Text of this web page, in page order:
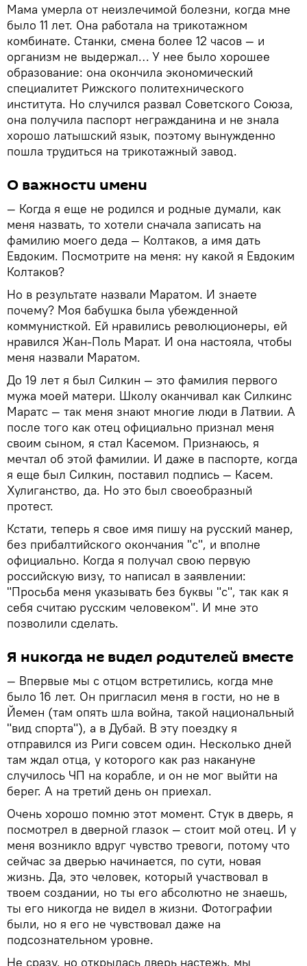
Мама умерла от неизлечимой болезни, когда мне
было 11 лет. Она работала на трикотажном
комбинате. Станки, смена более 12 часов — и
организм не выдержал… У нее было хорошее
образование: она окончила экономический
специалитет Рижского политехнического
института. Но случился развал Советского Союза,
она получила паспорт негражданина и не знала
хорошо латышский язык, поэтому вынужденно
пошла трудиться на трикотажный завод.
О важности имени
— Когда я еще не родился и родные думали, как
меня назвать, то хотели сначала записать на
фамилию моего деда — Колтаков, а имя дать
Евдоким. Посмотрите на меня: ну какой я Евдоким
Колтаков?
Но в результате назвали Маратом. И знаете
почему? Моя бабушка была убежденной
коммунисткой. Ей нравились революционеры, ей
нравился Жан-Поль Марат. И она настояла, чтобы
меня назвали Маратом.
До 19 лет я был Силкин — это фамилия первого
мужа моей матери. Школу оканчивал как Силкинс
Маратс — так меня знают многие люди в Латвии. А
после того как отец официально признал меня
своим сыном, я стал Касемом. Признаюсь, я
мечтал об этой фамилии. И даже в паспорте, когда
я еще был Силкин, поставил подпись — Касем.
Хулиганство, да. Но это был своеобразный
протест.
Кстати, теперь я свое имя пишу на русский манер,
без прибалтийского окончания "с", и вполне
официально. Когда я получал свою первую
российскую визу, то написал в заявлении:
"Просьба меня указывать без буквы "с", так как я
себя считаю русским человеком". И мне это
позволили сделать.
Я никогда не видел родителей вместе
— Впервые мы с отцом встретились, когда мне
было 16 лет. Он пригласил меня в гости, но не в
Йемен (там опять шла война, такой национальный
"вид спорта"), а в Дубай. В эту поездку я
отправился из Риги совсем один. Несколько дней
там ждал отца, у которого как раз накануне
случилось ЧП на корабле, и он не мог выйти на
берег. А на третий день он приехал.
Очень хорошо помню этот момент. Стук в дверь, я
посмотрел в дверной глазок — стоит мой отец. И у
меня возникло вдруг чувство тревоги, потому что
сейчас за дверью начинается, по сути, новая
жизнь. Да, это человек, который участвовал в
твоем создании, но ты его абсолютно не знаешь,
ты его никогда не видел в жизни. Фотографии
были, но я его не чувствовал даже на
подсознательном уровне.
Не сразу, но открылась дверь настежь, мы